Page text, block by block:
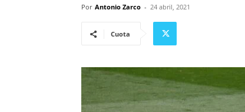
Por Antonio Zarco - 24 abril, 2021
Cuota